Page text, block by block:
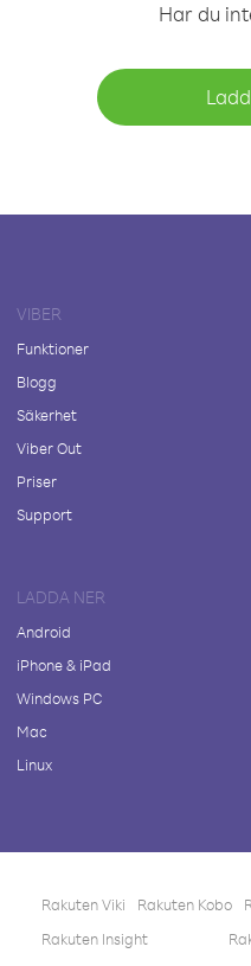
Har du
VIBER
Funktioner
Blogg
Säkerhet
Viber Out
Priser
Support
LADDA NER
Android
iPhone & iPad
Windows PC
Mac
Linux
Rakuten Viki Rakuten Kobo
Rakuten Insight